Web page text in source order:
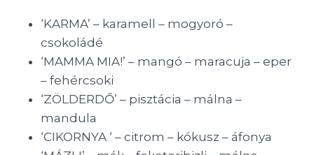
‘KARMA’ – karamell – mogyoró –
csokoládé
‘MAMMA MIA!’ – mangó – maracuja – eper
– fehércsoki
‘ZÖLDERDŐ’ – pisztácia – málna –
mandula
‘CIKORNYA ‘ – citrom – kókusz – áfonya